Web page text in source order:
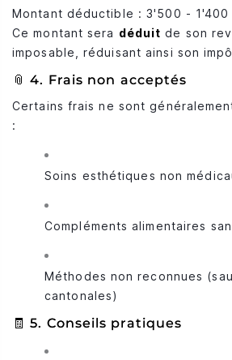
Montant déductible : 3'500 - 1'400
Ce montant sera déduit de son
imposable, réduisant ainsi son
📎 4. Frais non acceptés
Certains frais ne sont
:
Soins esthétiques non
Compléments alimentaires
Méthodes non reconnues
cantonales)
🧾 5. Conseils pratiques